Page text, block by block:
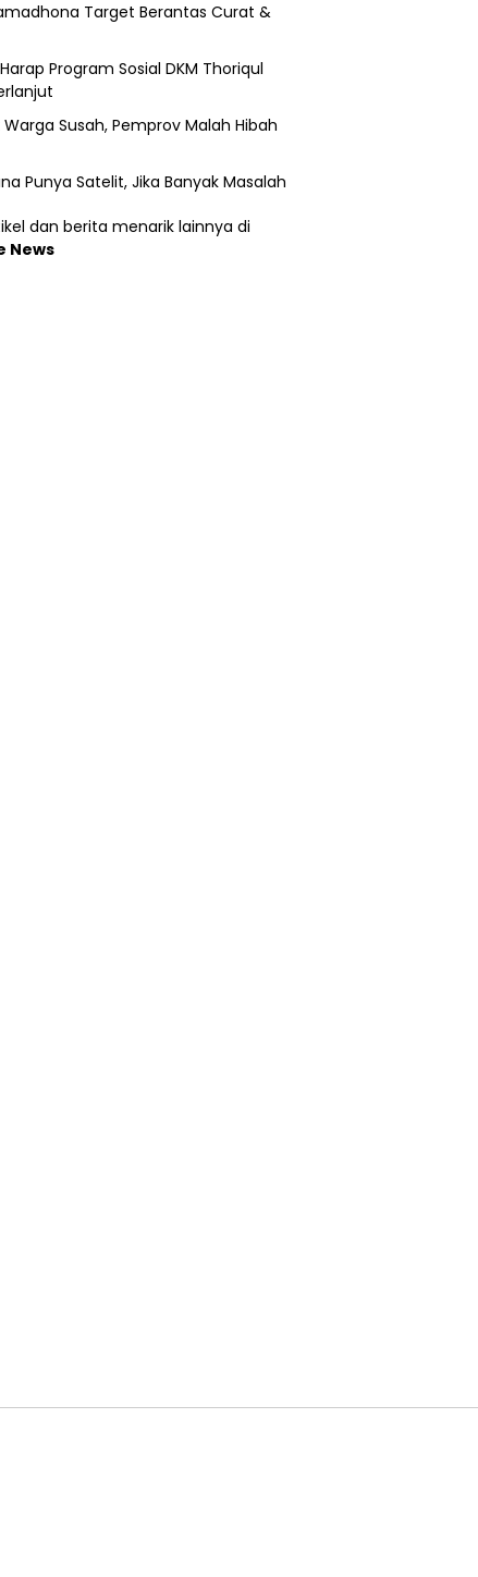
Target Berantas Curat &
Program Sosial DKM Thoriqul
Warga Susah, Pemprov Malah Hibah
Punya Satelit, Jika Banyak Masalah
dan berita menarik lainnya di
News